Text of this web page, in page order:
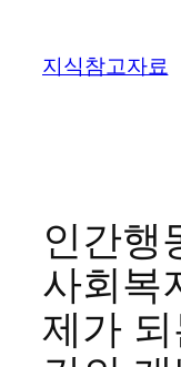
지식참고자료
인간행
사회복
제가